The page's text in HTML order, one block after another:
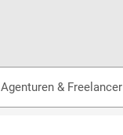
Agenturen & Freelancer